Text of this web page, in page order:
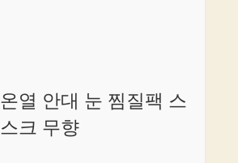
열 안대 눈 찜질팩 스
크 무향